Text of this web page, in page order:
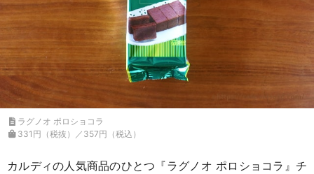
ラグノオ ポロショコラ
331円（税抜）／357円（税込）
カルディの人気商品のひとつ『ラグノオ ポロショコラ』チ